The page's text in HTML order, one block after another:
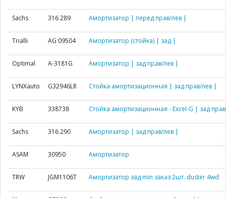
Sachs 316 289 Амортизатор | перед прав/лев |
Trialli AG 09504 Амортизатор (стойка) | зад |
Optimal A-3181G Амортизатор | зад прав/лев |
LYNXauto G32946LR Стойка амортизационная | зад прав/лев |
KYB 338738 Стойка амортизационная - Excel-G | зад
Sachs 316 290 Амортизатор | зад прав/лев |
ASAM 30950 Амортизатор
TRW JGM1106T Амортизатор зад min заказ 2шт. duster 4wd